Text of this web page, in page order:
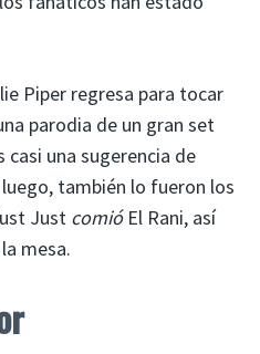
Piper regresa para tocar
parodia de un gran set
casi una sugerencia de
también lo fueron los
Just comióEl Rani, así
mesa.